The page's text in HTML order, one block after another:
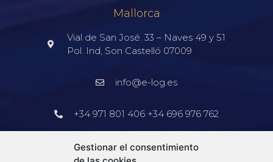
Gestionar el consentimiento
Mallorca
Vial de San José. 33 – Naves 49 y 51
Pol. Ind, Son Castelló 07009
info@e-log.es
+34 971 801 406 +34 696 976 762